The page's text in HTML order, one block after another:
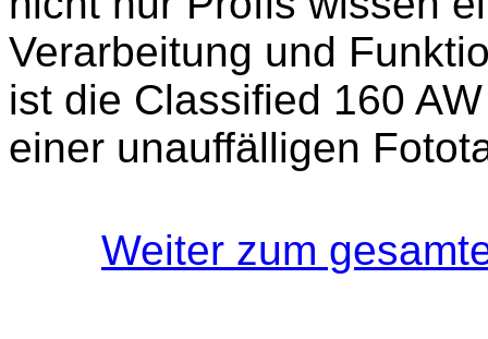
Verarbeitung und
ist die Classified 160
einer unauffälligen
Weiter zum